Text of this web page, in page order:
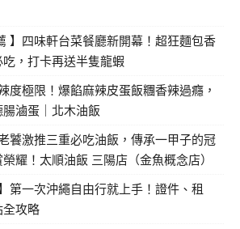
】四味軒台菜餐廳新開幕！超狂麵包香
，打卡再送半隻龍蝦
度極限！爆餡麻辣皮蛋飯糰香辣過癮，
滷蛋｜北木油飯
饕激推三重必吃油飯，傳承一甲子的冠
耀！太順油飯 三陽店（金魚概念店）
第一次沖繩自由行就上手！證件、租
攻略